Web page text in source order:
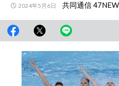
2024年5月6日 共同通信